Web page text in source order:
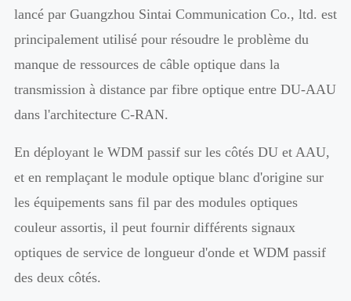
lancé par Guangzhou Sintai Communication Co., ltd. est
principalement utilisé pour résoudre le problème du
manque de ressources de câble optique dans la
transmission à distance par fibre optique entre DU-AAU
dans l'architecture C-RAN.
En déployant le WDM passif sur les côtés DU et AAU,
et en remplaçant le module optique blanc d'origine sur
les équipements sans fil par des modules optiques
couleur assortis, il peut fournir différents signaux
optiques de service de longueur d'onde et WDM passif
des deux côtés.